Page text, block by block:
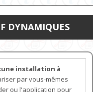
DYNAMIQUES
installation à
par vous-mêmes
ou l'application pour